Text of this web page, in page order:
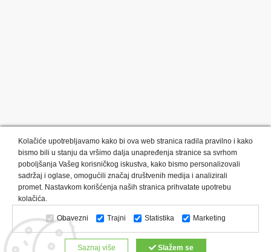
Kategorije proizvoda: Olovke i markeri
Privesci i trakice
Upaljači
USB Tehnologija Tekstil
Kačketi i kape
Notesi i rokovnici
Kancelarija Satovi
Kišobrani
Torbe i putovanja
Kuhinjski setovi
Alati i oprema
Relaksacija, lepota i zdravlje
Kalendari Custom proizvodi
Kolačiće upotrebljavamo kako bi ova web stranica radila pravilno i kako
bismo bili u stanju da vršimo dalja unapređenja stranice sa svrhom
poboljšanja Vašeg korisničkog iskustva, kako bismo personalizovali
sadržaj i oglase, omogućili značaj društvenih medija i analizirali
promet. Nastavkom korišćenja naših stranica prihvatate upotrebu
kolačića.
Obavezni Trajni Statistika Marketing
Saznaj više Slažem se